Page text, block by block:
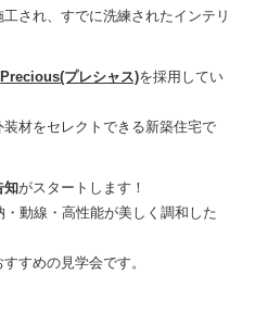
され、すでに洗練されたインテリ
Precious(プレシャス)を採用してい
材をセレクトできる新築住宅で
知がスタートします！
動線・高性能が美しく調和した
すめの見学会です。